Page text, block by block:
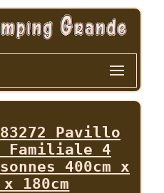
Pavillo
Familiale 4
400cm x
x 180cm